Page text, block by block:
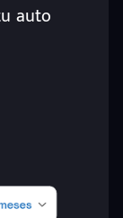
auto